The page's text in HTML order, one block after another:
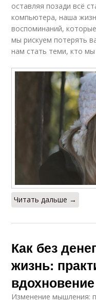
оставляя позади всё
компьютера, наша
воспоминаний,
мы рискуем потерять
нам стать теми, кто мы
Читать дальше →
Как без
жизнь:
вдохновение
Изменение мышления: